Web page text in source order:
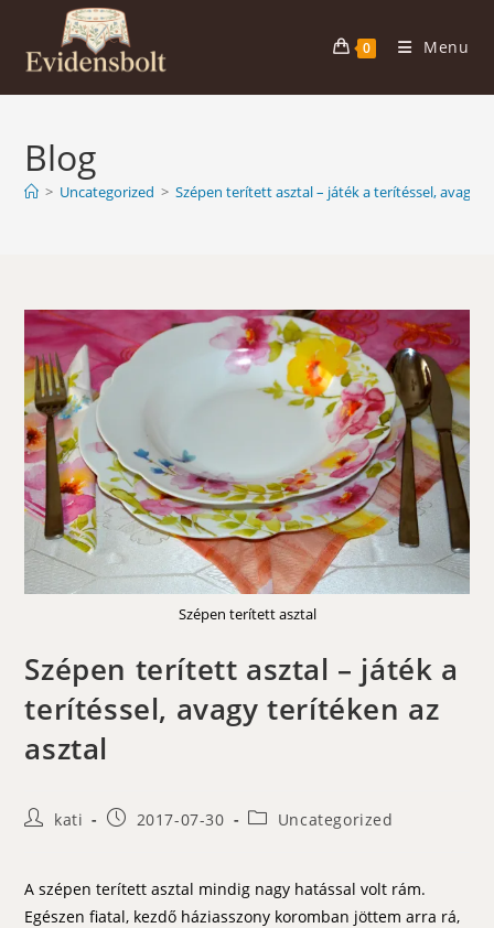
content
0 Menu
Blog
> Uncategorized > Szépen terített asztal – játék a terítéssel, avagy
Szépen terített asztal
Szépen terített asztal – játék a
terítéssel, avagy terítéken az
asztal
Postkati
Post2017-07-30
PostUncategorized
A szépen terített asztal mindig nagy hatással volt rám.
Egészen fiatal, kezdő háziasszony koromban jöttem arra rá,